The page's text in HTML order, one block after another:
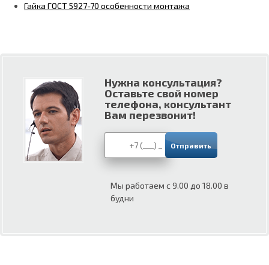
Гайка ГОСТ 5927-70 особенности монтажа
Нужна консультация?
Оставьте свой номер
телефона, консультант
Вам перезвонит!
Мы работаем с 9.00 до 18.00 в
будни